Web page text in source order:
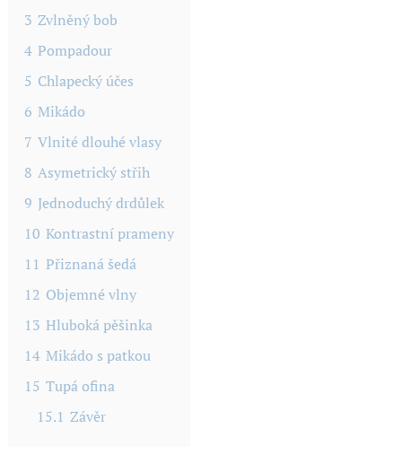
3 Zvlněný bob
4 Pompadour
5 Chlapecký účes
6 Mikádo
7 Vlnité dlouhé vlasy
8 Asymetrický střih
9 Jednoduchý drdůlek
10 Kontrastní prameny
11 Přiznaná šedá
12 Objemné vlny
13 Hluboká pěšinka
14 Mikádo s patkou
15 Tupá ofina
15.1 Závěr